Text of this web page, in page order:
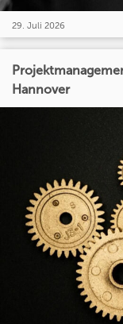
29. Juli 2026
Hannover